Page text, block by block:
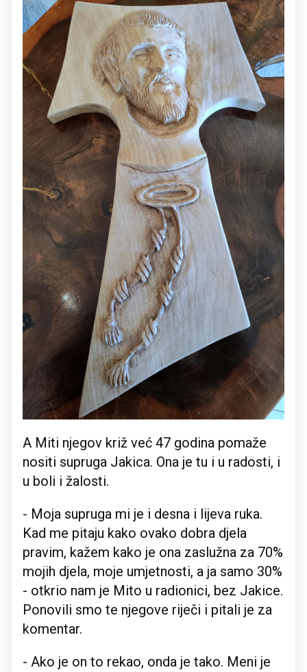
A Miti njegov križ već 47 godina pomaže
nositi supruga Jakica. Ona je tu i u radosti, i
u boli i žalosti.
- Moja supruga mi je i desna i lijeva ruka.
Kad me pitaju kako ovako dobra djela
pravim, kažem kako je ona zaslužna za 70%
mojih djela, moje umjetnosti, a ja samo 30%
- otkrio nam je Mito u radionici, bez Jakice.
Ponovili smo te njegove riječi i pitali je za
komentar.
- Ako je on to rekao, onda je tako. Meni je